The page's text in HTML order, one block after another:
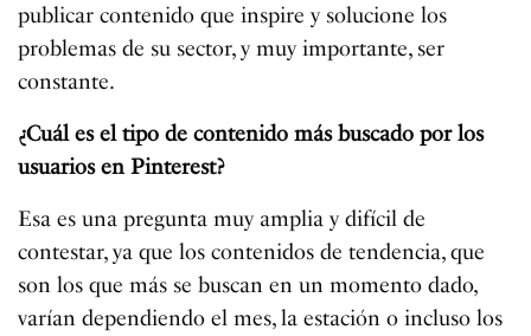
publicar contenido que inspire y solucione los
problemas de su sector, y muy importante, ser
constante.
¿Cuál es el tipo de contenido más buscado por los
usuarios en Pinterest?
Esa es una pregunta muy amplia y difícil de
contestar, ya que los contenidos de tendencia, que
son los que más se buscan en un momento dado,
varían dependiendo el mes, la estación o incluso los